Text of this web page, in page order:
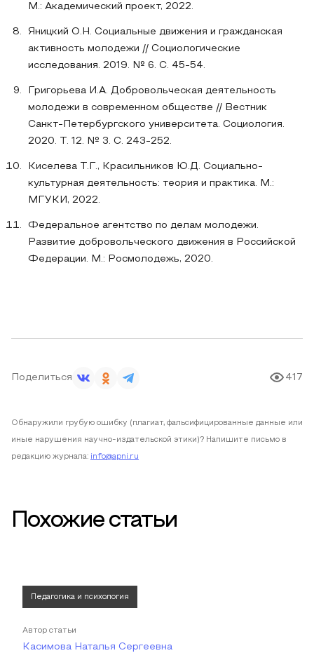
М.: Академический проект, 2022.
Яницкий О.Н. Социальные движения и гражданская
активность молодежи // Социологические
исследования. 2019. № 6. С. 45-54.
Григорьева И.А. Добровольческая деятельность
молодежи в современном обществе // Вестник
Санкт-Петербургского университета. Социология.
2020. Т. 12. № 3. С. 243-252.
Киселева Т.Г., Красильников Ю.Д. Социально-
культурная деятельность: теория и практика. М.:
МГУКИ, 2022.
Федеральное агентство по делам молодежи.
Развитие добровольческого движения в Российской
Федерации. М.: Росмолодежь, 2020.
Поделиться 417
Обнаружили грубую ошибку (плагиат, фальсифицированные данные или
иные нарушения научно-издательской этики)? Напишите письмо в
редакцию журнала: info@apni.ru
Похожие статьи
Педагогика и психология
Автор статьи
Касимова Наталья Сергеевна